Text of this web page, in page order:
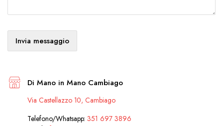
Di Mano in Mano Cambiago
Via Castellazzo 10, Cambiago
Telefono/Whatsapp:351 697 3896